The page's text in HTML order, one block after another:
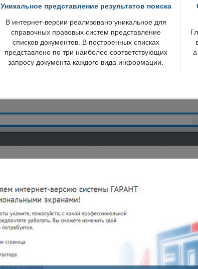
Уникальное представление результатов поиска
интернет-версии реализовано уникальное для
справочных правовых систем представление
списков документов. В построенных списках
представлено по три наиболее соответствующих
запросу документа каждого вида информации.